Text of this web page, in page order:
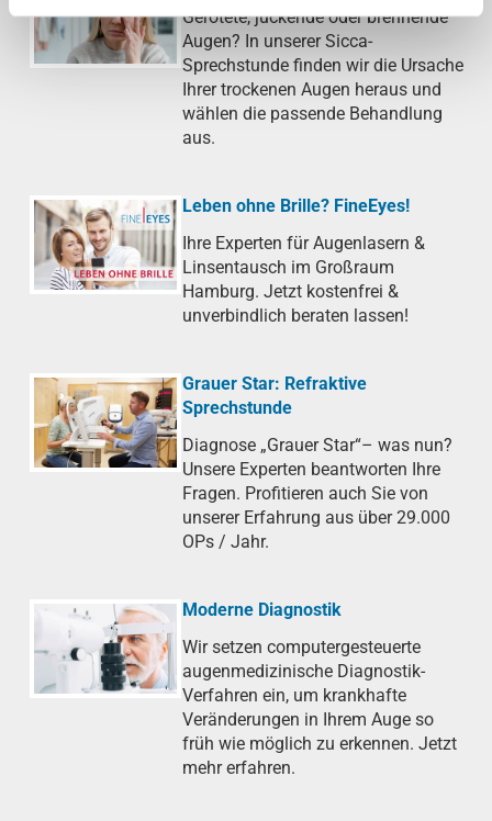
Gerötete, juckende oder brennende
Augen? In unserer Sicca-
Sprechstunde finden wir die Ursache
Ihrer trockenen Augen heraus und
wählen die passende Behandlung
aus.
Leben ohne Brille? FineEyes!
Ihre Experten für Augenlasern &
Linsentausch im Großraum
Hamburg. Jetzt kostenfrei &
unverbindlich beraten lassen!
Grauer Star: Refraktive
Sprechstunde
Diagnose „Grauer Star“– was nun?
Unsere Experten beantworten Ihre
Fragen. Profitieren auch Sie von
unserer Erfahrung aus über 29.000
OPs / Jahr.
Moderne Diagnostik
Wir setzen computergesteuerte
augenmedizinische Diagnostik-
Verfahren ein, um krankhafte
Veränderungen in Ihrem Auge so
früh wie möglich zu erkennen. Jetzt
mehr erfahren.